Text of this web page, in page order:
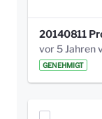
GENEHMIGT